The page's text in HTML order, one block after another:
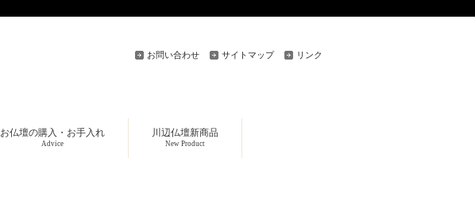
お問い合わせ サイトマップ リンク
お仏壇の購入・お手入れ
Advice
川辺仏壇新商品
New Product